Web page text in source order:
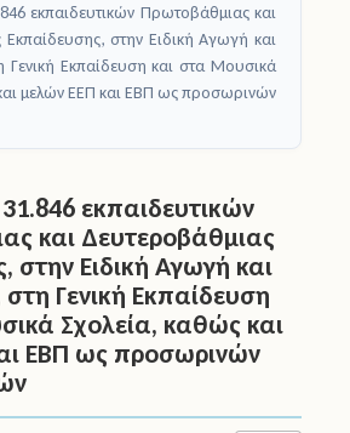
εκπαιδευτικών Πρωτοβάθμιας και
Εκπαίδευσης, στην Ειδική Αγωγή και
Γενική Εκπαίδευση και στα Μουσικά
μελών ΕΕΠ και ΕΒΠ ως προσωρινών
εκπαιδευτικών
και Δευτεροβάθμιας
στην Ειδική Αγωγή και
Γενική Εκπαίδευση
Σχολεία, καθώς και
ΕΒΠ ως προσωρινών